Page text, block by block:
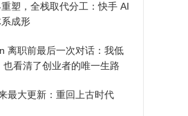
塑，全栈取代分工：快手 AI
成形
离职前最后一次对话：我低
也看清了创业者的唯一生路
最大更新：重回上古时代